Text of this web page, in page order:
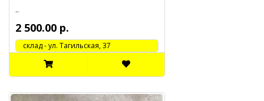
..
2 500.00 р.
cклад - ул. Тагильская, 37